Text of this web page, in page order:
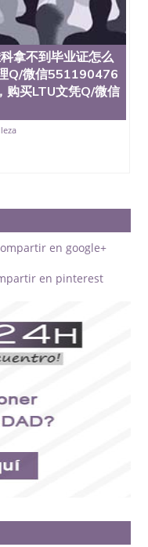
拿不到毕业证怎么
Q/微信551190476
购买LTU文凭Q/微信